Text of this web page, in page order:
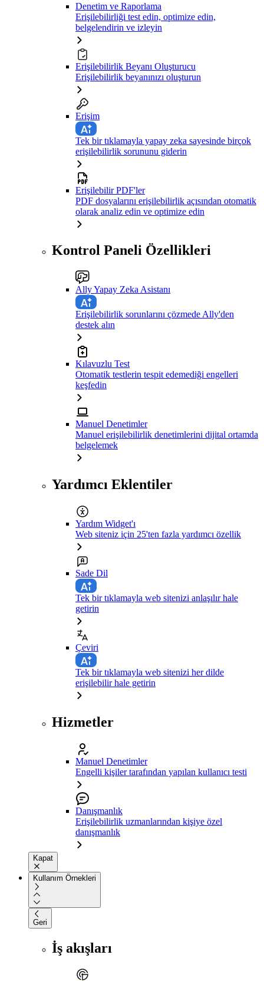
Denetim ve Raporlama
Erişilebilirliği test edin, optimize edin,
belgelendirin ve izleyin
Erişilebilirlik Beyanı Oluşturucu
Erişilebilirlik beyanınızı oluşturun
Erişim
Tek bir tıklamayla yapay zeka sayesinde birçok
erişilebilirlik sorununu giderin
Erişilebilir PDF'ler
PDF dosyalarını erişilebilirlik açısından otomatik
olarak analiz edin ve optimize edin
Kontrol Paneli Özellikleri
Ally Yapay Zeka Asistanı
Erişilebilirlik sorunlarını çözmede Ally'den
destek alın
Kılavuzlu Test
Otomatik testlerin tespit edemediği engelleri
keşfedin
Manuel Denetimler
Manuel erişilebilirlik denetimlerini dijital ortamda
belgelemek
Yardımcı Eklentiler
Yardım Widget'ı
Web siteniz için 25'ten fazla yardımcı özellik
Sade Dil
Tek bir tıklamayla web sitenizi anlaşılır hale
getirin
Çeviri
Tek bir tıklamayla web sitenizi her dilde
erişilebilir hale getirin
Hizmetler
Manuel Denetimler
Engelli kişiler tarafından yapılan kullanıcı testi
Danışmanlık
Erişilebilirlik uzmanlarından kişiye özel
danışmanlık
Kapat
Kullanım Örnekleri
Geri
İş akışları